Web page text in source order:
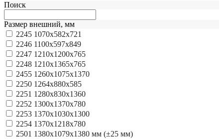
Поиск
Размер внешний, мм
2245 1070х582х721
2246 1100х597х849
2247 1210х1200х765
2248 1210х1365х765
2455 1260х1075х1370
2250 1264х880х585
2251 1280х830х1360
2252 1300х1370х780
2253 1370х1030х1300
2254 1370х1218х780
2501 1380х1079х1380 мм (±25 мм)